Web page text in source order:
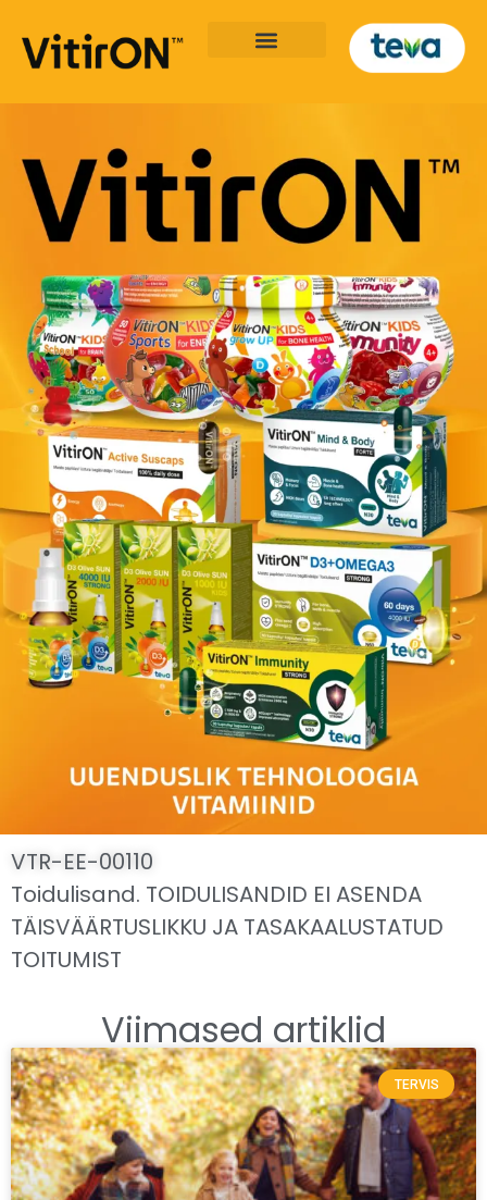
VTR-EE-00110
Toidulisand. TOIDULISANDID EI ASENDA
TÄISVÄÄRTUSLIKKU JA TASAKAALUSTATUD
TOITUMIST
Viimased artiklid
TERVIS